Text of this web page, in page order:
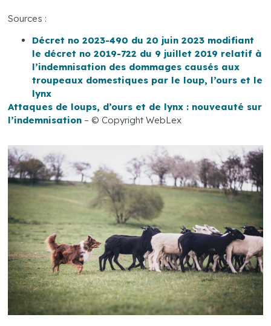
Sources :
Décret no 2023-490 du 20 juin 2023 modifiant
le décret no 2019-722 du 9 juillet 2019 relatif à
l’indemnisation des dommages causés aux
troupeaux domestiques par le loup, l’ours et le
lynx
Attaques de loups, d’ours et de lynx : nouveauté sur
l’indemnisation – © Copyright WebLex